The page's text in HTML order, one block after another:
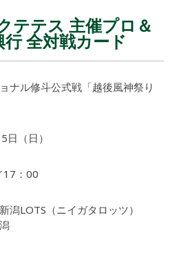
テテス 主催プロ＆
全対戦カード
ナル修斗公式戦「越後風神祭り
日（日）
17：00
潟LOTS（ニイガタロッツ）